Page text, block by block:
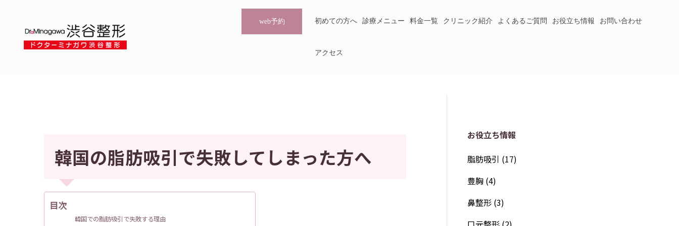
web予約 初めての方へ 診療メニュー 料金一覧 クリニック紹介 よくあるご質問 お役立ち情報 お問い合わせ
アクセス
韓国の脂肪吸引で失敗してしまった方へ
目次
韓国での脂肪吸引で失敗する理由
お役立ち情報
脂肪吸引 (17)
豊胸 (4)
鼻整形 (3)